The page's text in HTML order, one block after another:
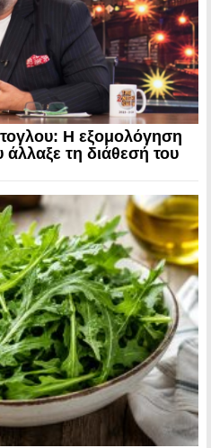
Η εξομολόγηση
τη διάθεσή του